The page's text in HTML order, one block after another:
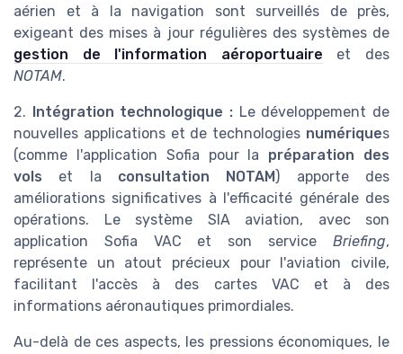
aérien et à la navigation sont surveillés de près,
exigeant des mises à jour régulières des systèmes de
gestion de l'information aéroportuaire et des
NOTAM.
2. Intégration technologique : Le développement de
nouvelles applications et de technologies numériques
(comme l'application Sofia pour la préparation des
vols et la consultation NOTAM ) apporte des
améliorations significatives à l'efficacité générale des
opérations. Le système SIA aviation, avec son
application Sofia VAC et son service Briefing,
représente un atout précieux pour l'aviation civile,
facilitant l'accès à des cartes VAC et à des
informations aéronautiques primordiales.
Au-delà de ces aspects, les pressions économiques, le